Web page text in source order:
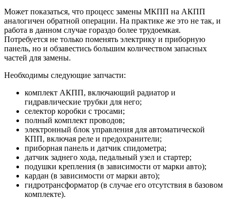
Может показаться, что процесс замены МКПП на АКПП
аналогичен обратной операции. На практике же это не так, и
работа в данном случае гораздо более трудоемкая.
Потребуется не только поменять электрику и приборную
панель, но и обзавестись большим количеством запасных
частей для замены.
Необходимы следующие запчасти:
комплект АКПП, включающий радиатор и
гидравлические трубки для него;
селектор коробки с тросами;
полный комплект проводов;
электронный блок управления для автоматической
КПП, включая реле и предохранители;
приборная панель и датчик спидометра;
датчик заднего хода, педальный узел и стартер;
подушки крепления (в зависимости от марки авто);
кардан (в зависимости от марки авто);
гидротрансформатор (в случае его отсутствия в базовом
комплекте).